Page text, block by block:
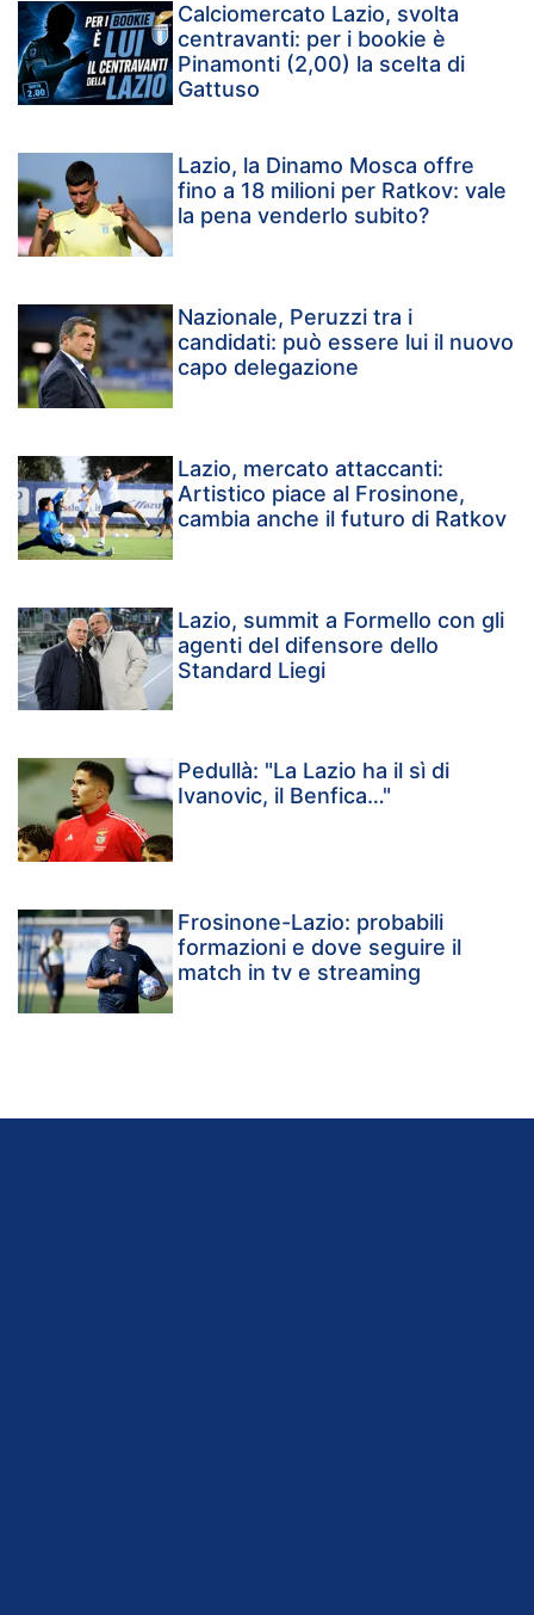
Calciomercato Lazio, svolta
centravanti: per i bookie è
Pinamonti (2,00) la scelta di
Gattuso
Lazio, la Dinamo Mosca offre
fino a 18 milioni per Ratkov: vale
la pena venderlo subito?
Nazionale, Peruzzi tra i
candidati: può essere lui il nuovo
capo delegazione
Lazio, mercato attaccanti:
Artistico piace al Frosinone,
cambia anche il futuro di Ratkov
Lazio, summit a Formello con gli
agenti del difensore dello
Standard Liegi
Pedullà: "La Lazio ha il sì di
Ivanovic, il Benfica…"
Frosinone-Lazio: probabili
formazioni e dove seguire il
match in tv e streaming